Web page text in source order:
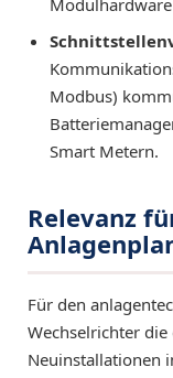
Modbus)
Smart Metern.
Relevanz
Für den
Wechselrichter
Neuinstallationen